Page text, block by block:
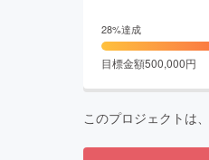
28%達成
目標金額500,000円
このプロジェクトは、